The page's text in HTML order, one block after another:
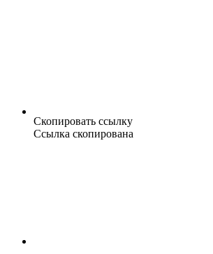
Скопировать ссылку
Ссылка скопирована